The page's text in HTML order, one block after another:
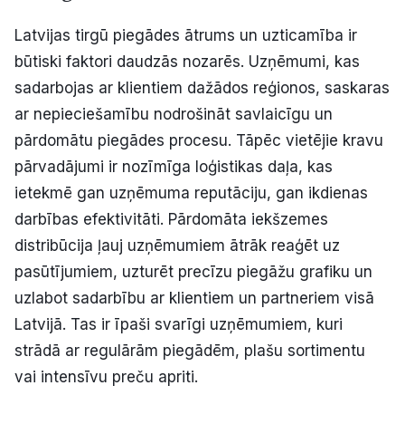
Latvijas tirgū piegādes ātrums un uzticamība ir
būtiski faktori daudzās nozarēs. Uzņēmumi, kas
sadarbojas ar klientiem dažādos reģionos, saskaras
ar nepieciešamību nodrošināt savlaicīgu un
pārdomātu piegādes procesu. Tāpēc vietējie kravu
pārvadājumi ir nozīmīga loģistikas daļa, kas
ietekmē gan uzņēmuma reputāciju, gan ikdienas
darbības efektivitāti. Pārdomāta iekšzemes
distribūcija ļauj uzņēmumiem ātrāk reaģēt uz
pasūtījumiem, uzturēt precīzu piegāžu grafiku un
uzlabot sadarbību ar klientiem un partneriem visā
Latvijā. Tas ir īpaši svarīgi uzņēmumiem, kuri
strādā ar regulārām piegādēm, plašu sortimentu
vai intensīvu preču apriti.